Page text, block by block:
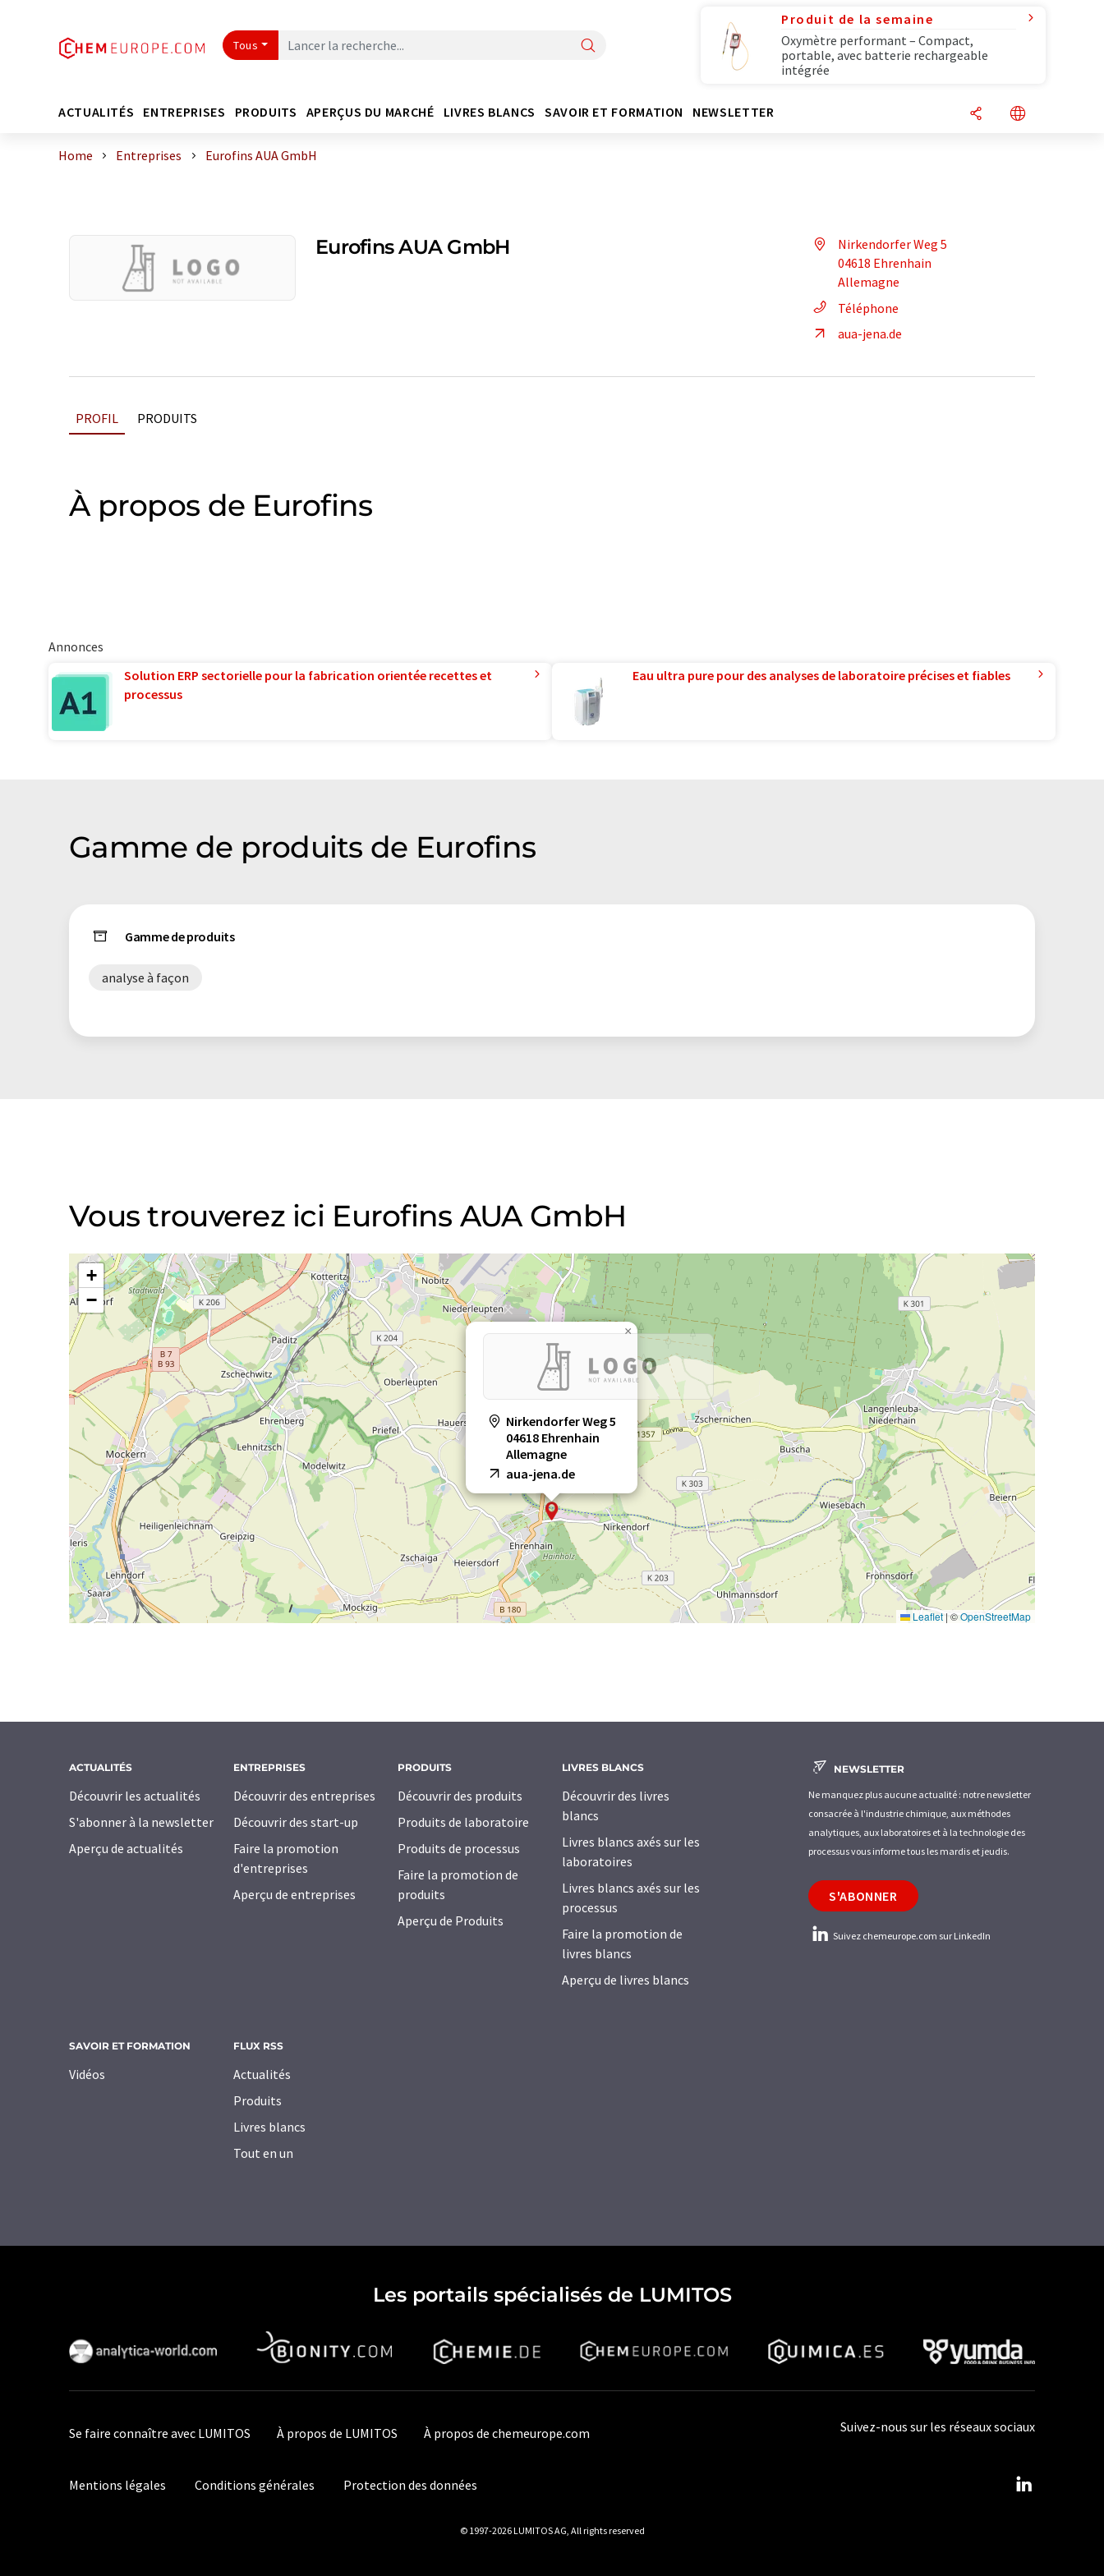
Tous
Produit de la semaine
Oxymètre performant – Compact,
portable, avec batterie rechargeable
intégrée
ACTUALITÉS ENTREPRISES PRODUITS APERÇUS DU MARCHÉ LIVRES BLANCS SAVOIR ET FORMATION NEWSLETTER
Home Entreprises Eurofins AUA GmbH
Eurofins AUA GmbH
Nirkendorfer Weg 5
04618 Ehrenhain
Allemagne
Téléphone
aua-jena.de
PROFIL PRODUITS
À propos de Eurofins
Annonces
Solution ERP sectorielle pour la fabrication orientée recettes et
processus
Eau ultra pure pour des analyses de laboratoire précises et fiables
Gamme de produits de Eurofins
Gamme de produits
analyse à façon
Vous trouverez ici Eurofins AUA GmbH
Nirkendorfer Weg 5
04618 Ehrenhain
Allemagne
aua-jena.de
×
+
−
Leaflet | ©OpenStreetMap
ACTUALITÉS
Découvrir les actualités
S'abonner à la newsletter
Aperçu de actualités
ENTREPRISES
Découvrir des entreprises
Découvrir des start-up
Faire la promotion
d'entreprises
Aperçu de entreprises
PRODUITS
Découvrir des produits
Produits de laboratoire
Produits de processus
Faire la promotion de
produits
Aperçu de Produits
LIVRES BLANCS
Découvrir des livres
blancs
Livres blancs axés sur les
laboratoires
Livres blancs axés sur les
processus
Faire la promotion de
livres blancs
Aperçu de livres blancs
SAVOIR ET FORMATION
Vidéos
FLUX RSS
Actualités
Produits
Livres blancs
Tout en un
NEWSLETTER
Ne manquez plus aucune actualité : notre newsletter
consacrée à l'industrie chimique, aux méthodes
analytiques, aux laboratoires et à la technologie des
processus vous informe tous les mardis et jeudis.
S'ABONNER
Suivez chemeurope.com sur LinkedIn
Les portails spécialisés de LUMITOS
Se faire connaître avec LUMITOS À propos de LUMITOS À propos de chemeurope.com
Mentions légales Conditions générales Protection des données
Suivez-nous sur les réseaux sociaux
© 1997-2026 LUMITOS AG, All rights reserved